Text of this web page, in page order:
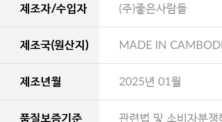
제조자/수입자 (주)좋은사람들
제조국(원산지) MADE IN
제조년월 2025년 01월
품질보증기준 관련법 및 소비자분